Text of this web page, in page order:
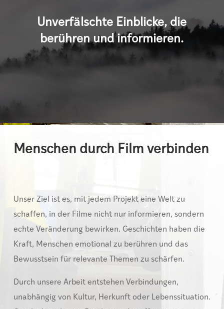
Unverfälschte Einblicke, die
berühren und informieren.
Menschen durch Film verbinden
Unser Ziel ist es, mit jedem Projekt eine Welt zu
schaffen, in der Filme nicht nur informieren, sondern
echte Veränderung bewirken. Geschichten haben die
Kraft, Menschen emotional zu berühren und das
Bewusstsein für relevante Themen zu schärfen.
Durch unsere Arbeit entstehen Verbindungen,
unabhängig von Kultur, Herkunft oder Lebenssituation.